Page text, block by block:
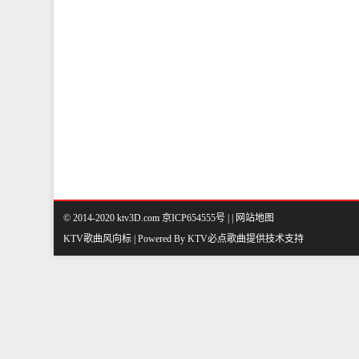
© 2014-2020 ktv3D.com 京ICP654555号 |
网站地图
KTV歌曲风向标 | Powered By KTV必点歌曲提供技术支持